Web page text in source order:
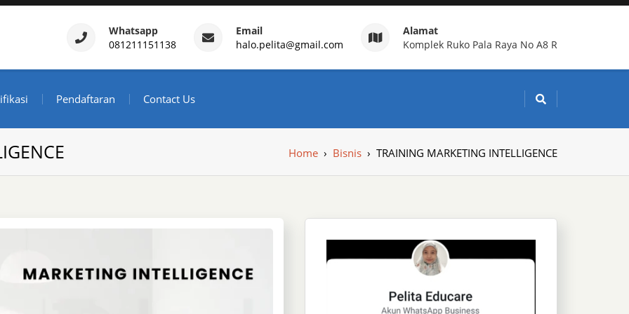
– Daftar Training Indonesia
Whatsapp
081211151138
Email
halo.pelita@gmail.com
Alamat
Komplek Ruko Pala Raya No A8 R
Pendaftaran Contact Us
Home › Bisnis › TRAINING MARKETING INTELLIGENCE